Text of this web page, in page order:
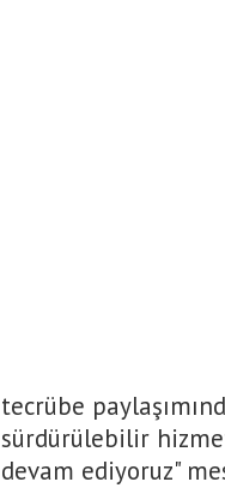
tecrübe
sürdürülebilir
devam ediyoruz"